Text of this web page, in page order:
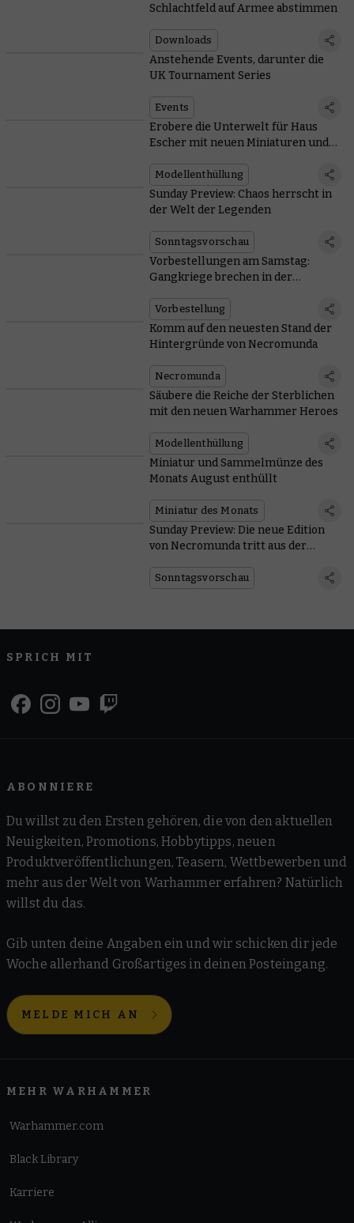
Schlachtfeld auf Armee abstimmen
Downloads
Anstehende Events, darunter die
UK Tournament Series
Events
Erobere die Unterwelt für Haus
Escher mit neuen Miniaturen und
Modellenthüllung
Sunday Preview: Chaos herrscht in
der Welt der Legenden
Sonntagsvorschau
Vorbestellungen am Samstag:
Gangkriege brechen in der
Vorbestellung
Komm auf den neuesten Stand der
Hintergründe von Necromunda
Necromunda
Säubere die Reiche der Sterblichen
mit den neuen Warhammer Heroes
Modellenthüllung
Miniatur und Sammelmünze des
Monats August enthüllt
Miniatur des Monats
Sunday Preview: Die neue Edition
von Necromunda tritt aus der
Sonntagsvorschau
SPRICH MIT
ABONNIERE
Du willst zu den Ersten gehören, die von den aktuellen
Neuigkeiten, Promotions, Hobbytipps, neuen
Produktveröffentlichungen, Teasern, Wettbewerben und
mehr aus der Welt von Warhammer erfahren? Natürlich
willst du das.
Gib unten deine Angaben ein und wir schicken dir jede
Woche allerhand Großartiges in deinen Posteingang.
MELDE MICH AN
MEHR WARHAMMER
Warhammer.com
Black Library
Karriere